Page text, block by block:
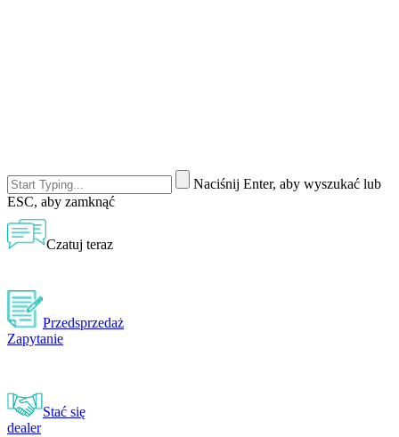
Naciśnij Enter, aby wyszukać lub
ESC, aby zamknąć
Czatuj teraz
Przedsprzedaż
Zapytanie
Stać się
dealer